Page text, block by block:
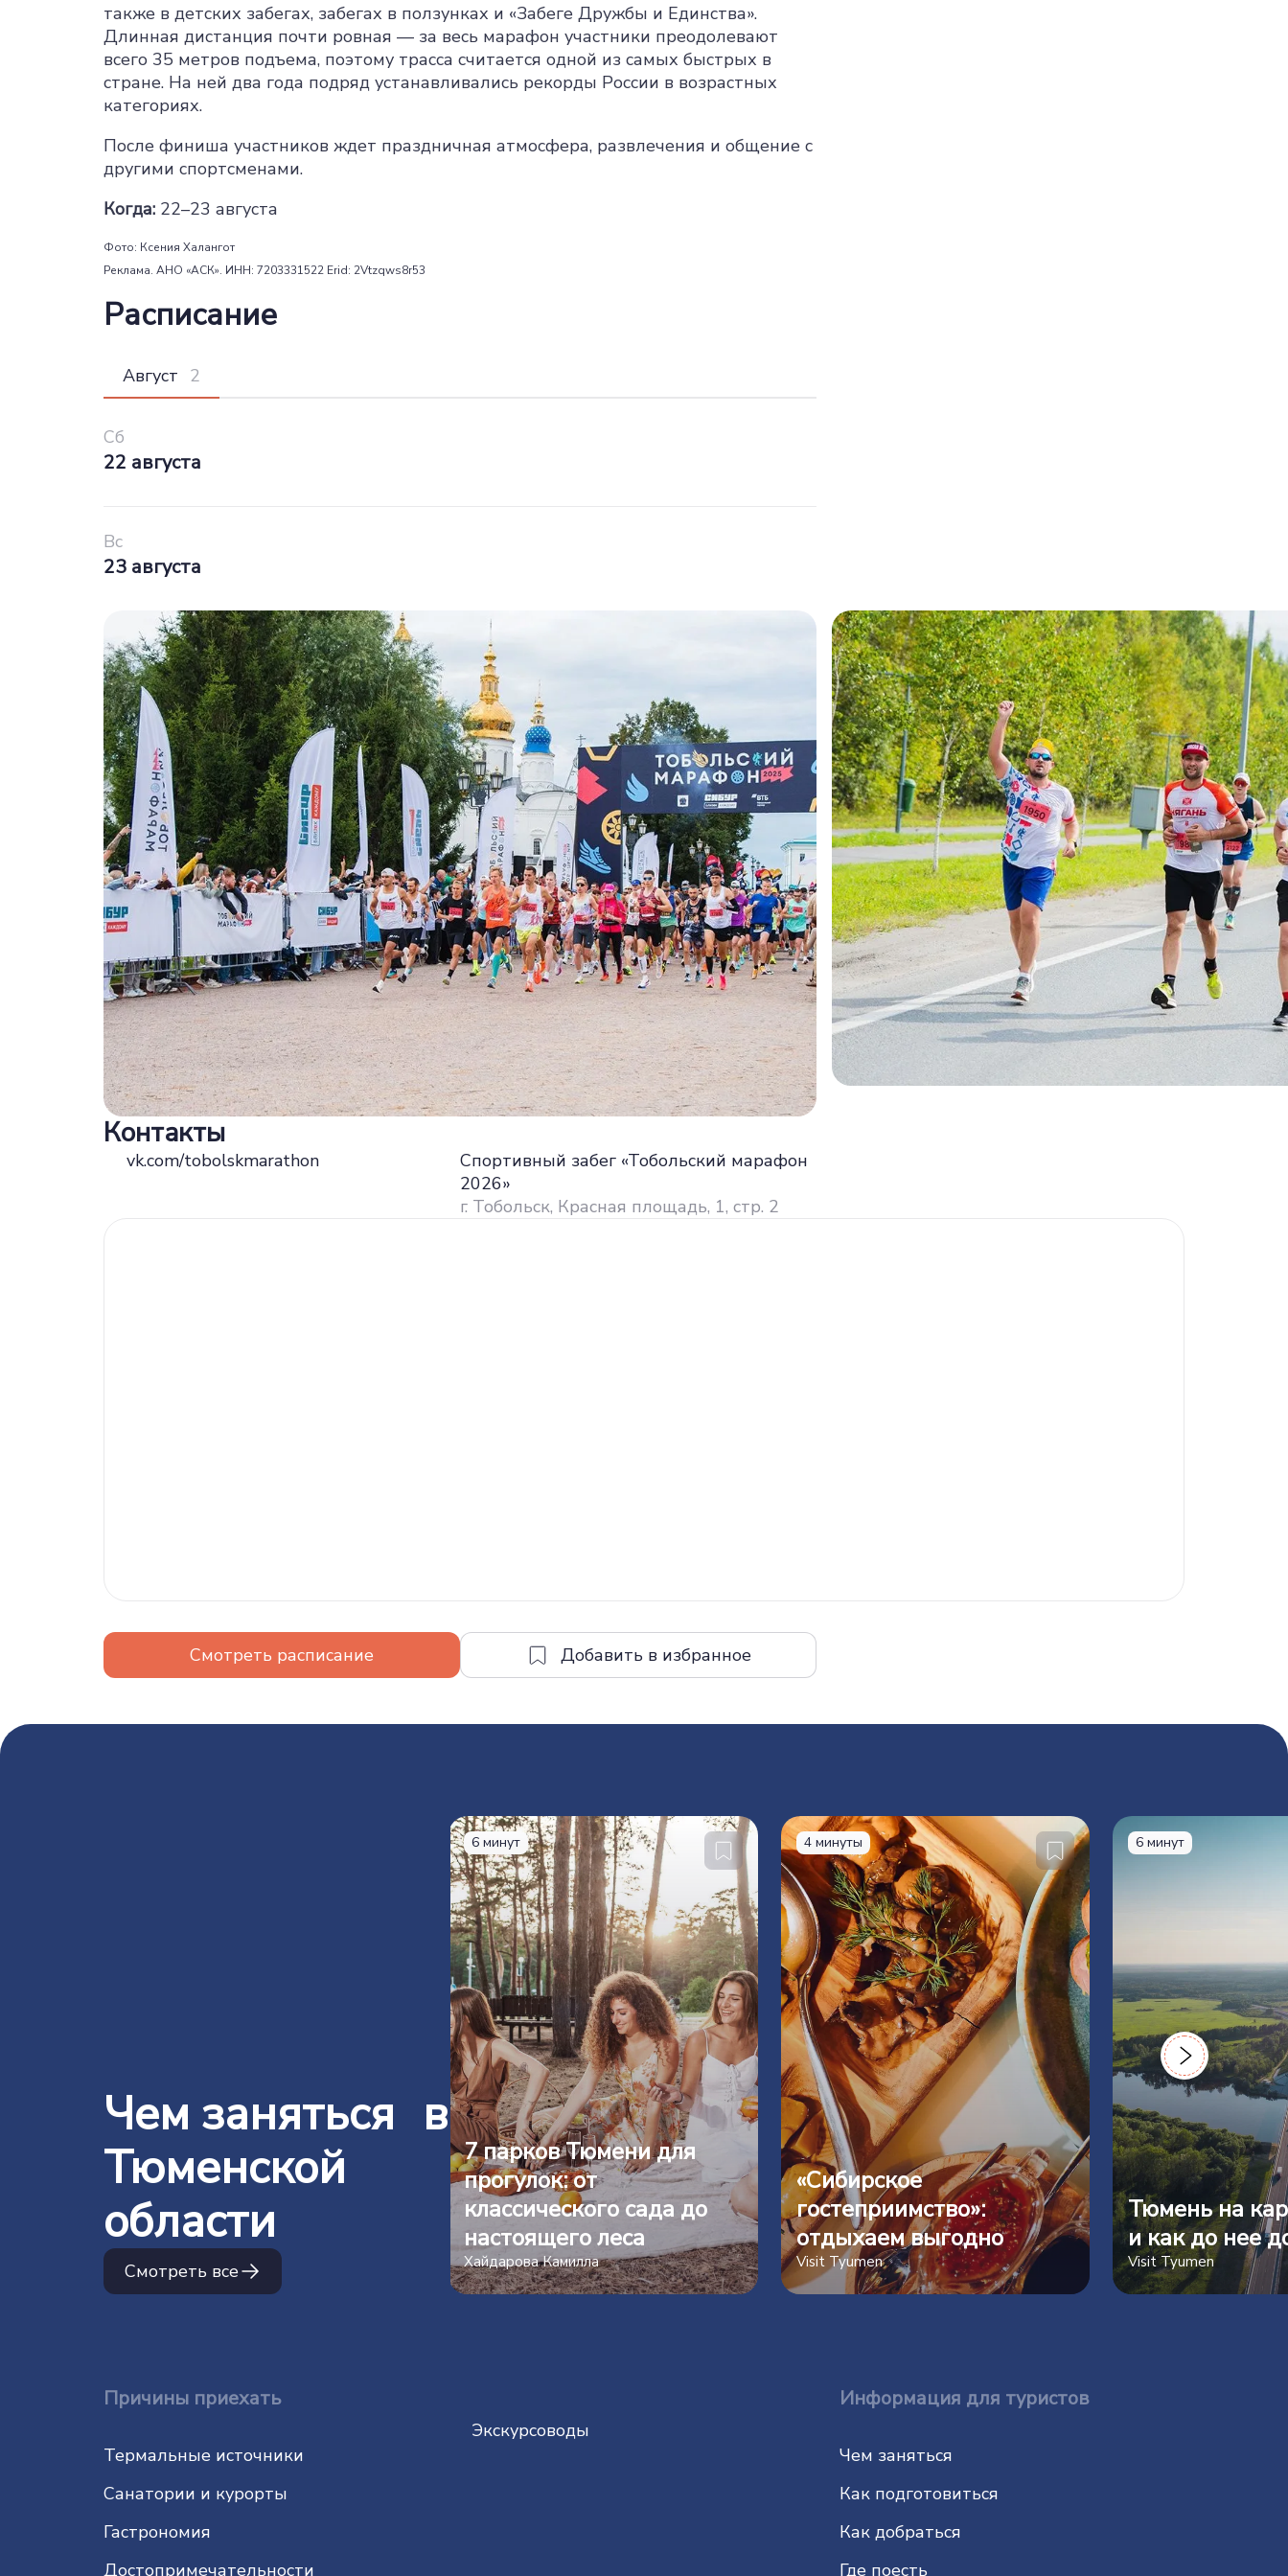
также в детских забегах, забегах в ползунках и «Забеге Дружбы и Единства».
Длинная дистанция почти ровная — за весь марафон участники преодолевают
всего 35 метров подъема, поэтому трасса считается одной из самых быстрых в
стране. На ней два года подряд устанавливались рекорды России в возрастных
категориях.
После финиша участников ждет праздничная атмосфера, развлечения и общение с
другими спортсменами.
Когда: 22–23 августа
Фото: Ксения Халангот
Реклама. АНО «АСК». ИНН: 7203331522 Erid: 2Vtzqws8r53
Расписание
Август
Сб
22 августа
Вс
23 августа
Контакты
vk.com/tobolskmarathon
Спортивный забег «Тобольский марафон
2026»
г. Тобольск, Красная площадь, 1, стр. 2
Смотреть расписание
Чем заняться в
Тюменской
области
Смотреть все
6 минут
7 парков Тюмени для
прогулок: от
классического сада до
настоящего леса
Хайдарова Камилла
4 минуты
«Сибирское
гостеприимство»:
отдыхаем выгодно
Visit Tyumen
6 минут
Тюмень на
и как до нее
Visit Tyumen
Причины приехать
Термальные источники
Санатории и курорты
Гастрономия
До­сто­при­ме­ча­тель­нос­ти
Экскурсоводы
Информация для туристов
Чем заняться
Как подготовиться
Как добраться
Где поесть